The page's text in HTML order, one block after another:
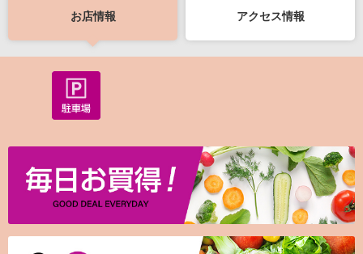
お店情報 アクセス情報